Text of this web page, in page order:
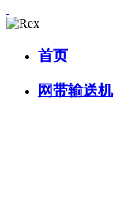
首页
网带输送机